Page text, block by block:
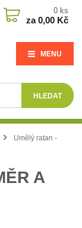
MENU
HLEDAT
0 ks
za0,00 Kč
Umělý ratan -
A